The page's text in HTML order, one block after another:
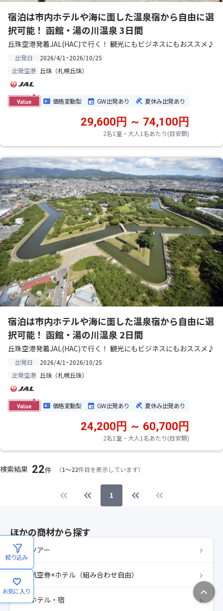
宿泊は市内ホテルや海に面した温泉宿から自由に選
択可能！ 函館・湯の川温泉 3日間
丘珠空港発着JAL(HAC)で行く！ 観光にもビジネスにもおススメ♪
出発日
2026/4/1~2026/10/25
出発空港 丘珠（札幌丘珠）
価格変動型 GW出発あり 夏休み出発あり
2名1室・大人1名あたり(目安額)
29,600円 ～ 74,100円
宿泊は市内ホテルや海に面した温泉宿から自由に選
択可能！ 函館・湯の川温泉 2日間
丘珠空港発着JAL(HAC)で行く！ 観光にもビジネスにもおススメ♪
出発日
2026/4/1~2026/10/25
出発空港 丘珠（札幌丘珠）
価格変動型 GW出発あり 夏休み出発あり
2名1室・大人1名あたり(目安額)
24,200円 ～ 60,700円
検索結果 22件 （1～22件目を表示しています）
1
ほかの商材から探す
ツアー
航空券+ホテル（組み合わせ自由）
ホテル・宿
絞り込み
お気に入り